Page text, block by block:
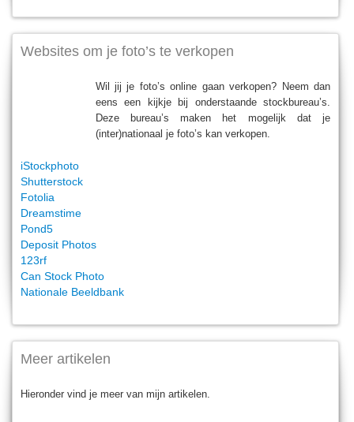
Websites om je foto’s te verkopen
Wil jij je foto’s online gaan verkopen? Neem dan
eens een kijkje bij onderstaande stockbureau’s.
Deze bureau’s maken het mogelijk dat je
(inter)nationaal je foto’s kan verkopen.
iStockphoto
Shutterstock
Fotolia
Dreamstime
Pond5
Deposit Photos
123rf
Can Stock Photo
Nationale Beeldbank
Meer artikelen
Hieronder vind je meer van mijn artikelen.